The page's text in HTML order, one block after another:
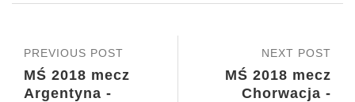
NEXT POST
MŚ 2018 mecz
Chorwacja -
PREVIOUS POST
MŚ 2018 mecz
Argentyna -